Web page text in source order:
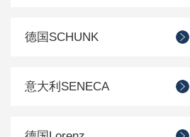
德国SCHUNK
意大利SENECA